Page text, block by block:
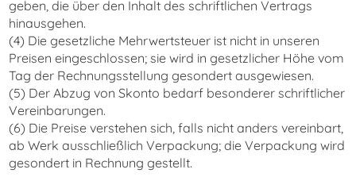
geben, die über den Inhalt des schriftlichen Vertrags
hinausgehen.
(4) Die gesetzliche Mehrwertsteuer ist nicht in unseren
Preisen eingeschlossen; sie wird in gesetzlicher Höhe vom
Tag der Rechnungsstellung gesondert ausgewiesen.
(5) Der Abzug von Skonto bedarf besonderer schriftlicher
Vereinbarungen.
(6) Die Preise verstehen sich, falls nicht anders vereinbart,
ab Werk ausschließlich Verpackung; die Verpackung wird
gesondert in Rechnung gestellt.